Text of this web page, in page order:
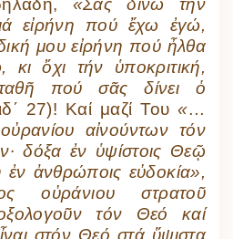
«Σᾶς δίνω τήν
εἰρήνη πού ἔχω ἐγώ,
μου εἰρήνη πού ἦλθα
ὄχι τήν ὑποκριτική,
πού σᾶς δίνει ὁ
27)! Καί μαζί Του«…
αἰνούντων τόν
δόξα ἐν ὑψίστοις Θεῷ
ἐν ἀνθρώποις εὐδοκία»,
οὐράνιου στρατοῦ
τόν Θεό καί
στόν Θεό στά ὕψιστα